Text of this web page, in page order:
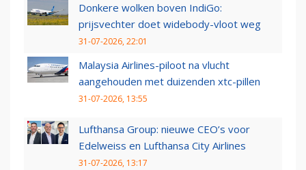
Donkere wolken boven IndiGo:
prijsvechter doet widebody-vloot weg
31-07-2026, 22:01
Malaysia Airlines-piloot na vlucht
aangehouden met duizenden xtc-pillen
31-07-2026, 13:55
Lufthansa Group: nieuwe CEO’s voor
Edelweiss en Lufthansa City Airlines
31-07-2026, 13:17